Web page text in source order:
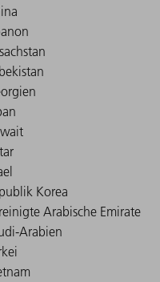
Korea
Arabische Emirate
Arabien